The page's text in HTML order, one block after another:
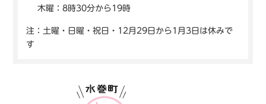
木曜：8時30分から19時
注：土曜・日曜・祝日・12月29日から1月3日は休みで
す